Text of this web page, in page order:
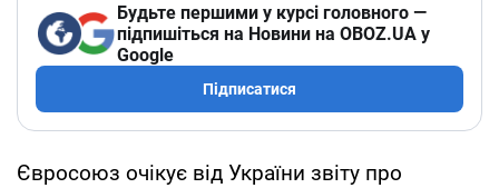
Будьте першими у курсі головного —
підпишіться на Новини на OBOZ.UA у
Google
Підписатися
Євросоюз очікує від України звіту про